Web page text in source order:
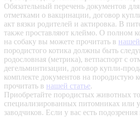
Обязательный перечень документов
отметками о вакцинации, договор
акт вязки родителей и актировка. В
также проставляют клеймо. О полном
на собаку вы можете прочитать в нашей
породистого котика должны быть
родословная (метрика), ветпаспорт с
дегельминтизации, договор купли-
комплекте документов на породистую
прочитать в нашей статье.
Приобретайте породистых животных
специализированных питомниках или
заводчиков. Если у вас есть